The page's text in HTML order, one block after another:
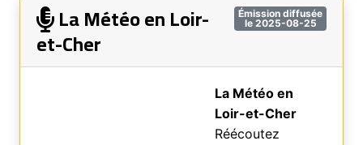
Émission diffusée
le 2025-08-25
La Météo en Loir-
et-Cher
La Météo en
Loir-et-Cher
Réécoutez